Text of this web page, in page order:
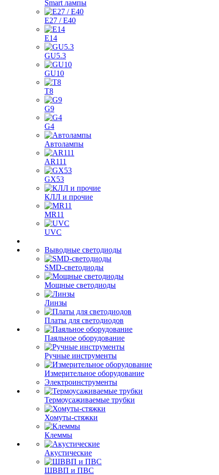
Smart лампы
E27 / E40
E14
GU5.3
GU10
T8
G9
G4
Автолампы
AR111
GX53
КЛЛ и прочие
MR11
UVC
Выводные светодиоды
SMD-светодиоды
Мощные светодиоды
Линзы
Платы для светодиодов
Паяльное оборудование
Ручные инструменты
Измерительное оборудование
Электроинструменты
Термоусаживаемые трубки
Хомуты-стяжки
Клеммы
Акустические
ШВВП и ПВС